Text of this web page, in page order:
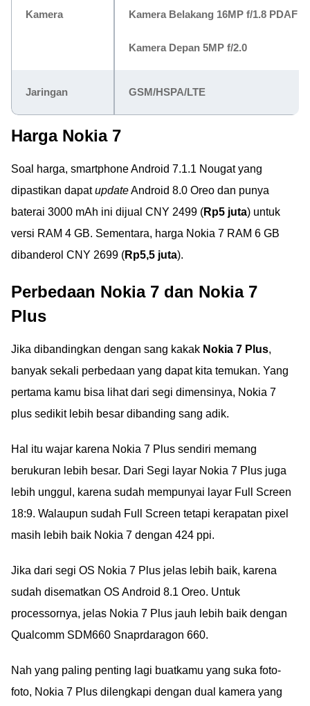
Kamera Kamera Belakang 16MP f/1.8 PDAF
Kamera Depan 5MP f/2.0
Jaringan GSM/HSPA/LTE
Harga Nokia 7
Soal harga, smartphone Android 7.1.1 Nougat yang
dipastikan dapatupdateAndroid 8.0 Oreo dan punya
baterai 3000 mAh ini dijual CNY 2499 (Rp5 juta) untuk
versi RAM 4 GB. Sementara, harga Nokia 7 RAM 6 GB
dibanderol CNY 2699 (Rp5,5 juta).
Perbedaan Nokia 7 dan Nokia 7
Plus
Jika dibandingkan dengan sang kakak Nokia 7 Plus,
banyak sekali perbedaan yang dapat kita temukan. Yang
pertama kamu bisa lihat dari segi dimensinya, Nokia 7
plus sedikit lebih besar dibanding sang adik.
Hal itu wajar karena Nokia 7 Plus sendiri memang
berukuran lebih besar. Dari Segi layar Nokia 7 Plus juga
lebih unggul, karena sudah mempunyai layar Full Screen
18:9. Walaupun sudah Full Screen tetapi kerapatan pixel
masih lebih baik Nokia 7 dengan 424 ppi.
Jika dari segi OS Nokia 7 Plus jelas lebih baik, karena
sudah disematkan OS Android 8.1 Oreo. Untuk
processornya, jelas Nokia 7 Plus jauh lebih baik dengan
Qualcomm SDM660 Snaprdaragon 660.
Nah yang paling penting lagi buatkamu yang suka foto-
foto, Nokia 7 Plus dilengkapi dengan dual kamera yang